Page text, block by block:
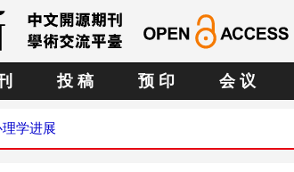
投 稿 预 印 会 议
理学进展